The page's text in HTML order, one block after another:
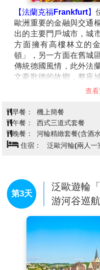
【法蘭克福Frankfurt】
歐洲重要的金融與交通
出的主要門戶城市，城
方面擁有高樓林立的
頓」，另一方面在舊城
傳統德國風情，此外法
文豪歌德的故鄉，整座
保有深厚的人文底蘊與
法蘭克福老城的中心，
保留著中古街道面貌的
即舊市政廳，其階梯狀
中間豎立著面向舊市政
【史特拉斯堡
城市以中世紀風貌與運
為世界文化遺產，其中
德式建築與高聳尖塔聞
河道相映成趣，展現如
是歐洲議會所在地之一
傍晚前往登上豪華萊
查
早餐：
機上簡餐
午餐：
西式三道式套餐
晚餐：
河輪精緻套餐(含酒
住宿：
泛歐河輪(兩人一
第3天
泛歐遊輪
游河谷巡